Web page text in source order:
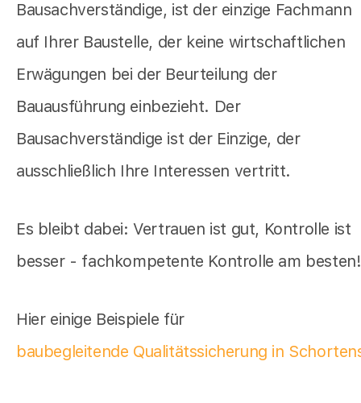
Bausachverständige, ist der einzige Fachmann
auf Ihrer Baustelle, der keine wirtschaftlichen
Erwägungen bei der Beurteilung der
Bauausführung einbezieht. Der
Bausachverständige ist der Einzige, der
ausschließlich Ihre Interessen vertritt.
Es bleibt dabei: Vertrauen ist gut, Kontrolle ist
besser - fachkompetente Kontrolle am besten!
Hier einige Beispiele für
baubegleitende Qualitätssicherung in